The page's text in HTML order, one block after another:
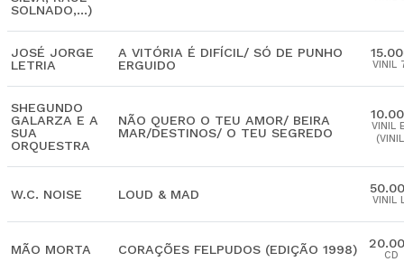
SOLNADO,...)
JOSÉ JORGE
LETRIA
A VITÓRIA É DIFÍCIL/ SÓ DE PUNHO
ERGUIDO
VINIL
SHEGUNDO
GALARZA E A
SUA
ORQUESTRA
NÃO QUERO O TEU AMOR/ BEIRA
MAR/DESTINOS/ O TEU SEGREDO
VINIL
W.C. NOISE LOUD & MAD VINIL
MÃO MORTA CORAÇÕES FELPUDOS (EDIÇÃO 1998) CD